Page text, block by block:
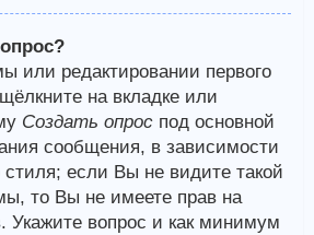
или редактировании первого
на вкладке или
Создать опрос под основной
сообщения, в зависимости
стиля; если Вы не видите такой
то Вы не имеете прав на
Укажите вопрос и как минимум